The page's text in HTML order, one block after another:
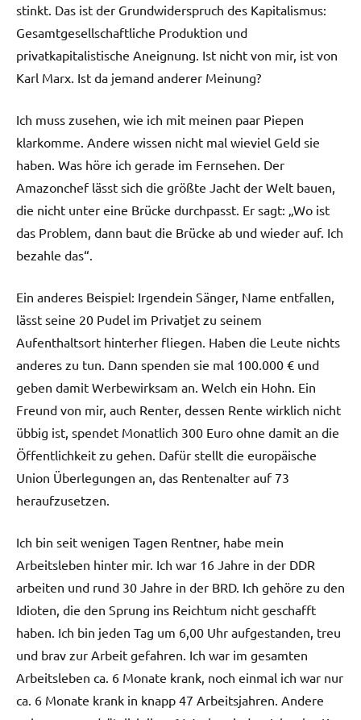
stinkt. Das ist der Grundwiderspruch des Kapitalismus:
Gesamtgesellschaftliche Produktion und
privatkapitalistische Aneignung. Ist nicht von mir, ist von
Karl Marx. Ist da jemand anderer Meinung?
Ich muss zusehen, wie ich mit meinen paar Piepen
klarkomme. Andere wissen nicht mal wieviel Geld sie
haben. Was höre ich gerade im Fernsehen. Der
Amazonchef lässt sich die größte Jacht der Welt bauen,
die nicht unter eine Brücke durchpasst. Er sagt: „Wo ist
das Problem, dann baut die Brücke ab und wieder auf. Ich
bezahle das“.
Ein anderes Beispiel: Irgendein Sänger, Name entfallen,
lässt seine 20 Pudel im Privatjet zu seinem
Aufenthaltsort hinterher fliegen. Haben die Leute nichts
anderes zu tun. Dann spenden sie mal 100.000 € und
geben damit Werbewirksam an. Welch ein Hohn. Ein
Freund von mir, auch Renter, dessen Rente wirklich nicht
übbig ist, spendet Monatlich 300 Euro ohne damit an die
Öffentlichkeit zu gehen. Dafür stellt die europäische
Union Überlegungen an, das Rentenalter auf 73
heraufzusetzen.
Ich bin seit wenigen Tagen Rentner, habe mein
Arbeitsleben hinter mir. Ich war 16 Jahre in der DDR
arbeiten und rund 30 Jahre in der BRD. Ich gehöre zu den
Idioten, die den Sprung ins Reichtum nicht geschafft
haben. Ich bin jeden Tag um 6,00 Uhr aufgestanden, treu
und brav zur Arbeit gefahren. Ich war im gesamten
Arbeitsleben ca. 6 Monate krank, noch einmal ich war nur
ca. 6 Monate krank in knapp 47 Arbeitsjahren. Andere